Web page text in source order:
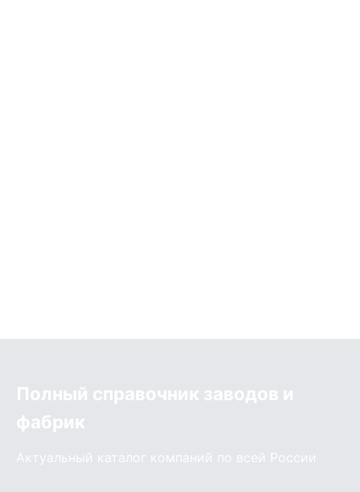
Полный справочник заводов и
фабрик
Актуальный каталог компаний по всей России